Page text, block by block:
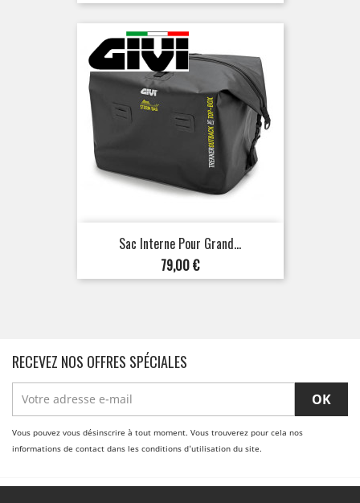
Sac Interne Pour Grand...
Prix
79,00 €
RECEVEZ NOS OFFRES SPÉCIALES
Vous pouvez vous désinscrire à tout moment. Vous trouverez pour cela nos
informations de contact dans les conditions d'utilisation du site.